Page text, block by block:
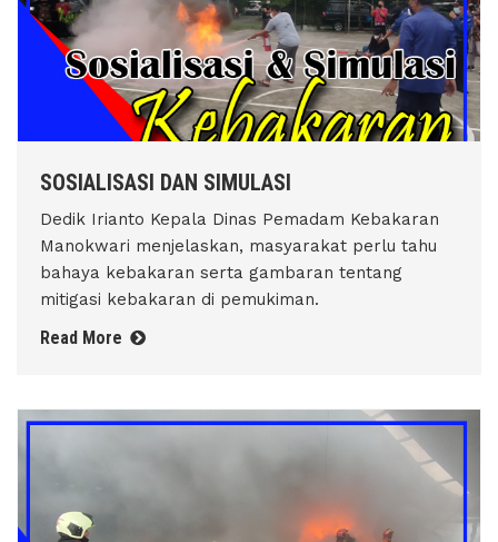
SOSIALISASI DAN SIMULASI
Dedik Irianto Kepala Dinas Pemadam Kebakaran
Manokwari menjelaskan, masyarakat perlu tahu
bahaya kebakaran serta gambaran tentang
mitigasi kebakaran di pemukiman.
Read More